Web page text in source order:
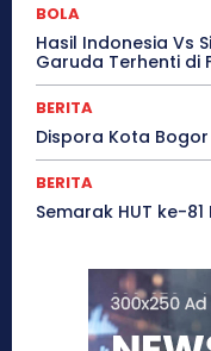
BOLA
Hasil Indonesia Vs
Garuda Terhenti di
BERITA
Dispora Kota Bogor
BERITA
Semarak HUT ke-81